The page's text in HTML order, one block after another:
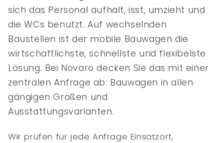
sich das Personal aufhält, isst, umzieht und
die WCs benutzt. Auf wechselnden
Baustellen ist der mobile Bauwagen die
wirtschaftlichste, schnellste und flexibelste
Lösung. Bei Novaro decken Sie das mit einer
zentralen Anfrage ab: Bauwagen in allen
gängigen Größen und
Ausstattungsvarianten.
Wir prüfen für jede Anfrage Einsatzort,